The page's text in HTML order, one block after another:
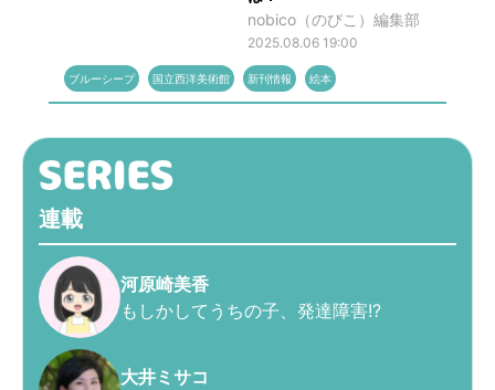
nobico（のびこ）編集部
2025.08.06 19:00
ブルーシープ 国立西洋美術館 新刊情報 絵本
連載
河原崎美香
もしかしてうちの子、発達障害!?
大井ミサコ